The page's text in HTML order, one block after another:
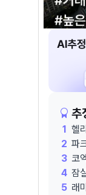
추
1 헬
2 파
3 코
4 잠
5 래